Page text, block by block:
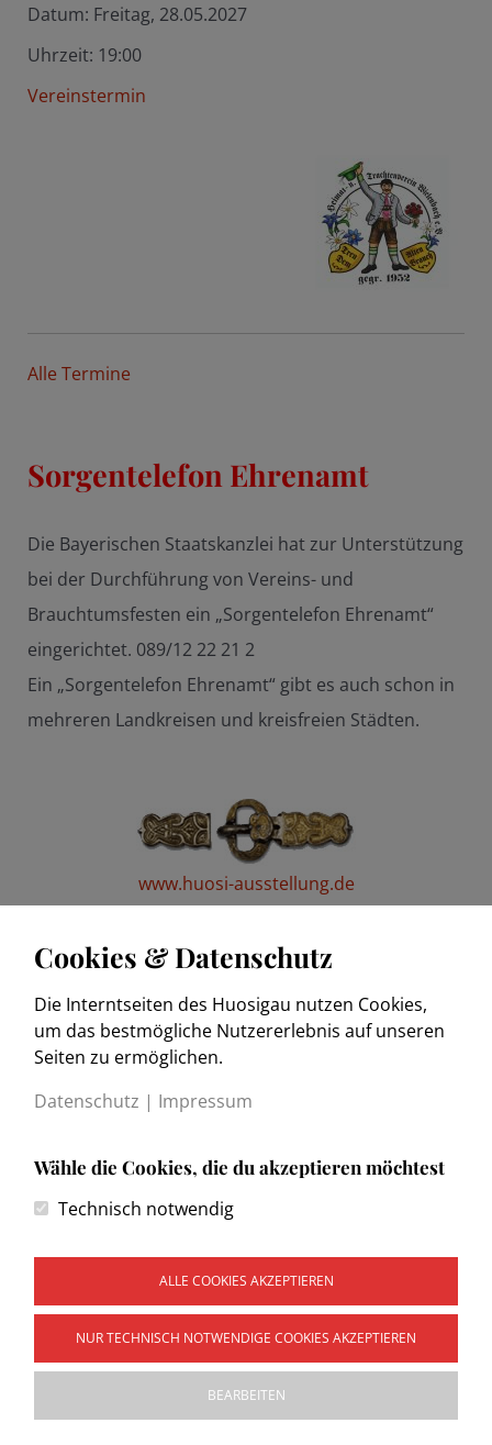
Datum: Freitag, 28.05.2027
Uhrzeit: 19:00
Vereinstermin
Alle Termine
Sorgentelefon Ehrenamt
Die Bayerischen Staatskanzlei hat zur Unterstützung
bei der Durchführung von Vereins- und
Brauchtumsfesten ein „Sorgentelefon Ehrenamt“
eingerichtet. 089/12 22 21 2
Ein „Sorgentelefon Ehrenamt“ gibt es auch schon in
mehreren Landkreisen und kreisfreien Städten.
www.huosi-ausstellung.de
www.trachtenkulturmuseum.de
Impressum
Datenschutzerklärung
Wegweiser
Copyright © 2026 Heimat- und Trachtenvereinigung
"Huosigau" e.V. Sitz Weilheim Obb. Alle Rechte vorbehalten.
Cookies & Datenschutz
Die Interntseiten des Huosigau nutzen Cookies,
um das bestmögliche Nutzererlebnis auf unseren
Seiten zu ermöglichen.
Datenschutz | Impressum
Wähle die Cookies, die du akzeptieren möchtest
Technisch notwendig
ALLE COOKIES AKZEPTIEREN
NUR TECHNISCH NOTWENDIGE COOKIES AKZEPTIEREN
BEARBEITEN